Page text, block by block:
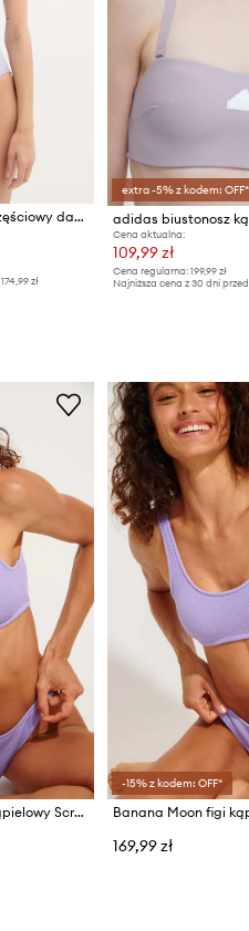
Nike strój kąpielowy jednoczęściowy damski
174,99 zł
extra -5% z kodem: OFF*
adidas biustonosz
Cena aktualna:
109,99 zł
Cena regularna: 199,99 zł
Najniższa cena z 30 dni
Banana Moon biustonosz kąpielowy Scrunchy
-15% z kodem: OFF*
Banana Moon figi
169,99 zł